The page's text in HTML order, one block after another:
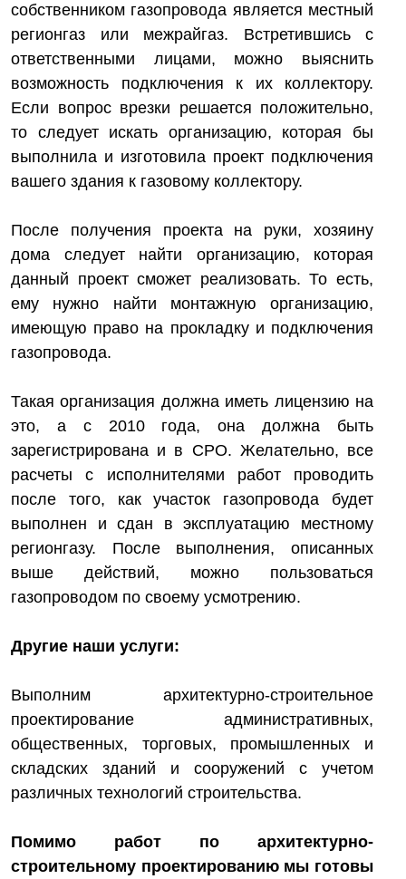
собственником газопровода является местный
регионгаз или межрайгаз. Встретившись с
ответственными лицами, можно выяснить
возможность подключения к их коллектору.
Если вопрос врезки решается положительно,
то следует искать организацию, которая бы
выполнила и изготовила проект подключения
вашего здания к газовому коллектору.
После получения проекта на руки, хозяину
дома следует найти организацию, которая
данный проект сможет реализовать. То есть,
ему нужно найти монтажную организацию,
имеющую право на прокладку и подключения
газопровода.
Такая организация должна иметь лицензию на
это, а с 2010 года, она должна быть
зарегистрирована и в СРО. Желательно, все
расчеты с исполнителями работ проводить
после того, как участок газопровода будет
выполнен и сдан в эксплуатацию местному
регионгазу. После выполнения, описанных
выше действий, можно пользоваться
газопроводом по своему усмотрению.
Другие наши услуги:
Выполним архитектурно-строительное
проектирование административных,
общественных, торговых, промышленных и
складских зданий и сооружений с учетом
различных технологий строительства.
Помимо работ по архитектурно-
строительному проектированию мы готовы